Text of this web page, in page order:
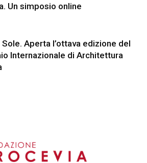
Un simposio online
Sole. Aperta l’ottava edizione del
Internazionale di Architettura